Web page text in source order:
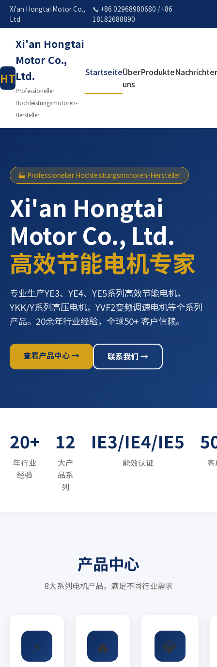
Xi'an Hongtai Motor Co.,
Ltd.
📞 +86 02968980680 / +86
18182688890
HT
Xi'an Hongtai
Motor Co.,
Ltd.
Professioneller
Hochleistungsmotoren-
Hersteller
StartseiteÜber
uns
Produkte
🏭 Professioneller Hochleistungsmotoren-Hersteller
Xi'an Hongtai
Motor Co., Ltd.
高效节能电机专家
专业生产YE3、YE4、YE5系列高效节能电机，
YKK/Y系列高压电机，YVF2变频调速电机等全系列
产品。20余年行业经验，全球50+ 客户信赖。
查看产品中心 → 联系我们 →
20+
年行业
经验
12
大产
品系
列
IE3/IE4/IE5
能效认证
产品中心
8大系列电机产品，满足不同行业需求
⚡ 🔥 💎